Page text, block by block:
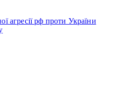
агресії рф проти України